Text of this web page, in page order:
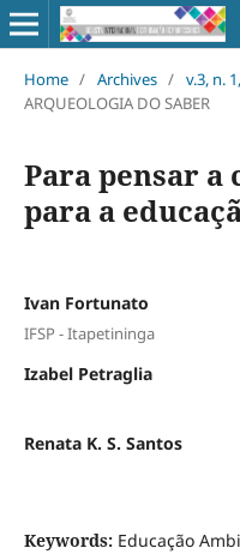
Home / Archives / v.3, n.
ARQUEOLOGIA DO SABER
Para pensar a
para a
Ivan Fortunato
IFSP - Itapetininga
Izabel Petraglia
Renata K. S. Santos
Keywords: Educação